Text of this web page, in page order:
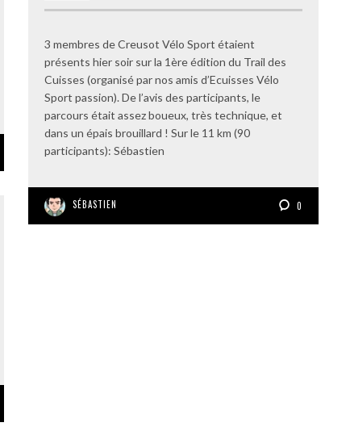
3 membres de Creusot Vélo Sport étaient
présents hier soir sur la 1ère édition du Trail des
Cuisses (organisé par nos amis d’Ecuisses Vélo
Sport passion). De l’avis des participants, le
parcours était assez boueux, très technique, et
dans un épais brouillard ! Sur le 11 km (90
participants): Sébastien
SÉBASTIEN 0